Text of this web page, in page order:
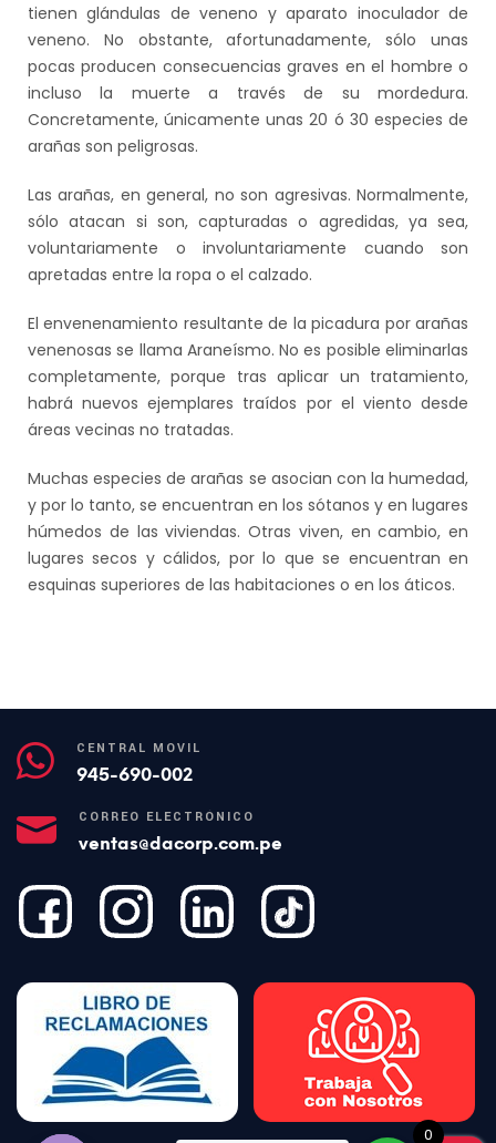
tienen glándulas de veneno y aparato inoculador de
veneno. No obstante, afortunadamente, sólo unas
pocas producen consecuencias graves en el hombre o
incluso la muerte a través de su mordedura.
Concretamente, únicamente unas 20 ó 30 especies de
arañas son peligrosas.
Las arañas, en general, no son agresivas. Normalmente,
sólo atacan si son, capturadas o agredidas, ya sea,
voluntariamente o involuntariamente cuando son
apretadas entre la ropa o el calzado.
El envenenamiento resultante de la picadura por arañas
venenosas se llama Araneísmo. No es posible eliminarlas
completamente, porque tras aplicar un tratamiento,
habrá nuevos ejemplares traídos por el viento desde
áreas vecinas no tratadas.
Muchas especies de arañas se asocian con la humedad,
y por lo tanto, se encuentran en los sótanos y en lugares
húmedos de las viviendas. Otras viven, en cambio, en
lugares secos y cálidos, por lo que se encuentran en
esquinas superiores de las habitaciones o en los áticos.
CENTRAL MÓVIL
945-690-002
CORREO ELECTRÓNICO
ventas@dacorp.com.pe
0